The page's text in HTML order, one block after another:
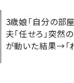
3歳娘「自分の部
夫「任せろ」突然
が動いた結果→「